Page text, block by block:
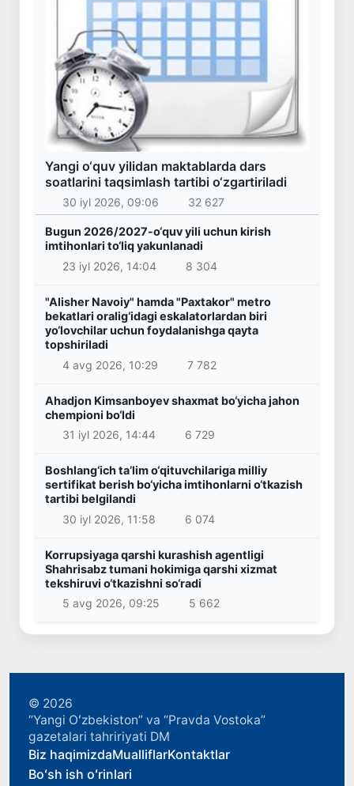
Yangi o‘quv yilidan maktablarda dars
soatlarini taqsimlash tartibi o‘zgartiriladi
30 iyl 2026, 09:06 32 627
Bugun 2026/2027-o‘quv yili uchun kirish
imtihonlari to‘liq yakunlanadi
23 iyl 2026, 14:04
8 304
"Alisher Navoiy" hamda "Paxtakor" metro
bekatlari oralig‘idagi eskalatorlardan biri
yo‘lovchilar uchun foydalanishga qayta
topshiriladi
4 avg 2026, 10:29
7 782
Ahadjon Kimsanboyev shaxmat bo‘yicha jahon
chempioni bo‘ldi
31 iyl 2026, 14:44
6 729
Boshlang‘ich ta’lim o‘qituvchilariga milliy
sertifikat berish bo‘yicha imtihonlarni o‘tkazish
tartibi belgilandi
30 iyl 2026, 11:58
6 074
Korrupsiyaga qarshi kurashish agentligi
Shahrisabz tumani hokimiga qarshi xizmat
tekshiruvi o‘tkazishni so‘radi
5 avg 2026, 09:25
5 662
© 2026
“Yangi Oʻzbekiston” va “Pravda Vostoka”
gazetalari tahririyati DM
Biz haqimizdaMualliflarKontaktlar
Boʻsh ish oʻrinlari